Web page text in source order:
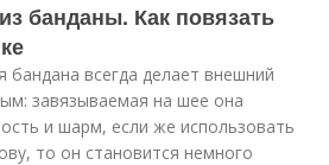
банданы. Как повязать
бандана всегда делает внешний
завязываемая на шее она
и шарм, если же использовать
то он становится немного